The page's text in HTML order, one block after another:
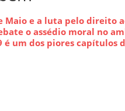
Maio e a luta pelo direito
o assédio moral no
é um dos piores